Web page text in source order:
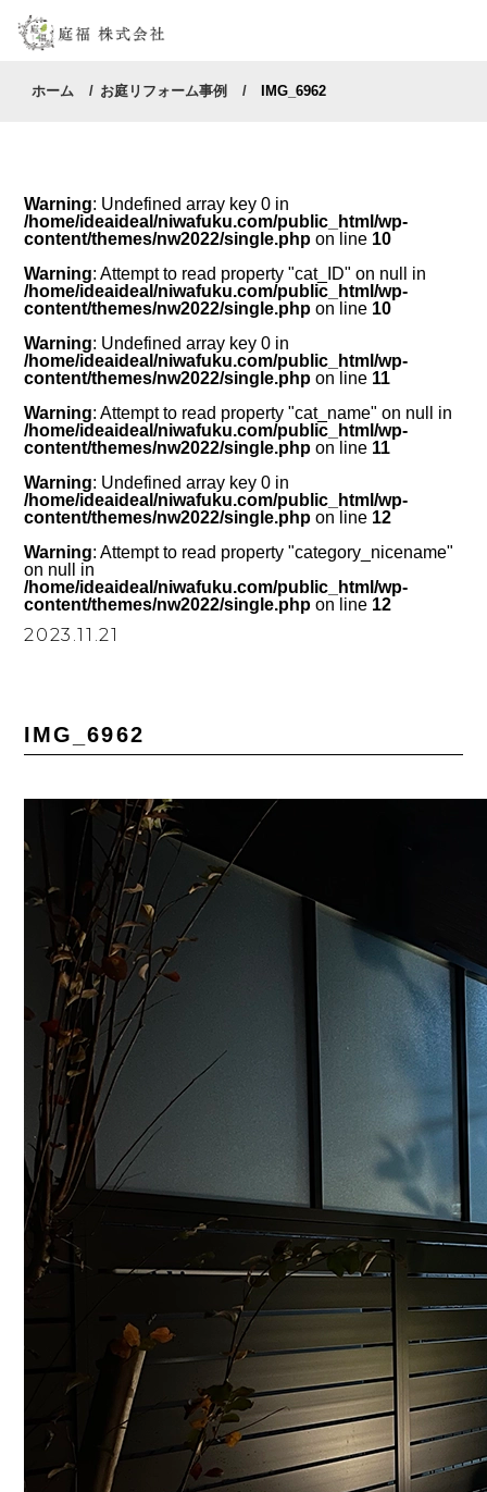
ホーム お庭リフォーム事例 IMG_6962
Warning: Undefined array key 0 in
/home/ideaideal/niwafuku.com/public_html/wp-
content/themes/nw2022/single.php on line 10
Warning: Attempt to read property "cat_ID" on null in
/home/ideaideal/niwafuku.com/public_html/wp-
content/themes/nw2022/single.php on line 10
Warning: Undefined array key 0 in
/home/ideaideal/niwafuku.com/public_html/wp-
content/themes/nw2022/single.php on line 11
Warning: Attempt to read property "cat_name" on null in
/home/ideaideal/niwafuku.com/public_html/wp-
content/themes/nw2022/single.php on line 11
Warning: Undefined array key 0 in
/home/ideaideal/niwafuku.com/public_html/wp-
content/themes/nw2022/single.php on line 12
Warning: Attempt to read property "category_nicename"
on null in
/home/ideaideal/niwafuku.com/public_html/wp-
content/themes/nw2022/single.php on line 12
2023.11.21
IMG_6962